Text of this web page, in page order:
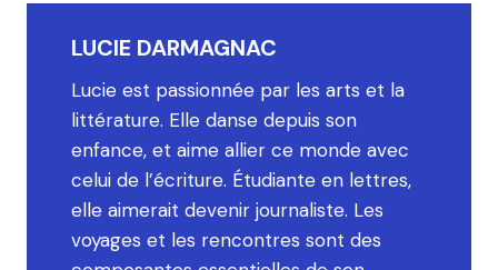
LUCIE DARMAGNAC
Lucie est passionnée par les arts et la
littérature. Elle danse depuis son
enfance, et aime allier ce monde avec
celui de l’écriture. Étudiante en lettres,
elle aimerait devenir journaliste. Les
voyages et les rencontres sont des